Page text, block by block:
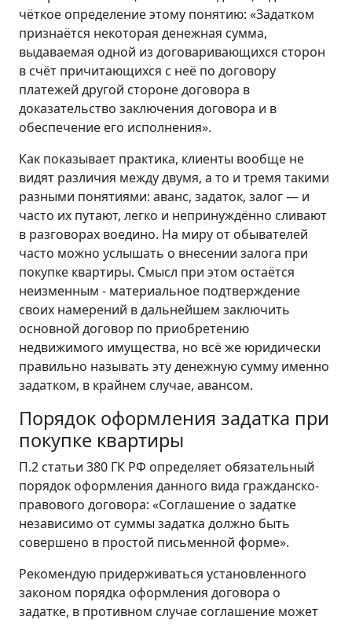
чёткое определение этому понятию: «Задатком
признаётся некоторая денежная сумма,
выдаваемая одной из договаривающихся сторон
в счёт причитающихся с неё по договору
платежей другой стороне договора в
доказательство заключения договора и в
обеспечение его исполнения».
Как показывает практика, клиенты вообще не
видят различия между двумя, а то и тремя такими
разными понятиями: аванс, задаток, залог — и
часто их путают, легко и непринуждённо сливают
в разговорах воедино. На миру от обывателей
часто можно услышать о внесении залога при
покупке квартиры. Смысл при этом остаётся
неизменным - материальное подтверждение
своих намерений в дальнейшем заключить
основной договор по приобретению
недвижимого имущества, но всё же юридически
правильно называть эту денежную сумму именно
задатком, в крайнем случае, авансом.
Порядок оформления задатка при
покупке квартиры
П.2 статьи 380 ГК РФ определяет обязательный
порядок оформления данного вида гражданско-
правового договора: «Соглашение о задатке
независимо от суммы задатка должно быть
совершено в простой письменной форме».
Рекомендую придерживаться установленного
законом порядка оформления договора о
задатке, в противном случае соглашение может